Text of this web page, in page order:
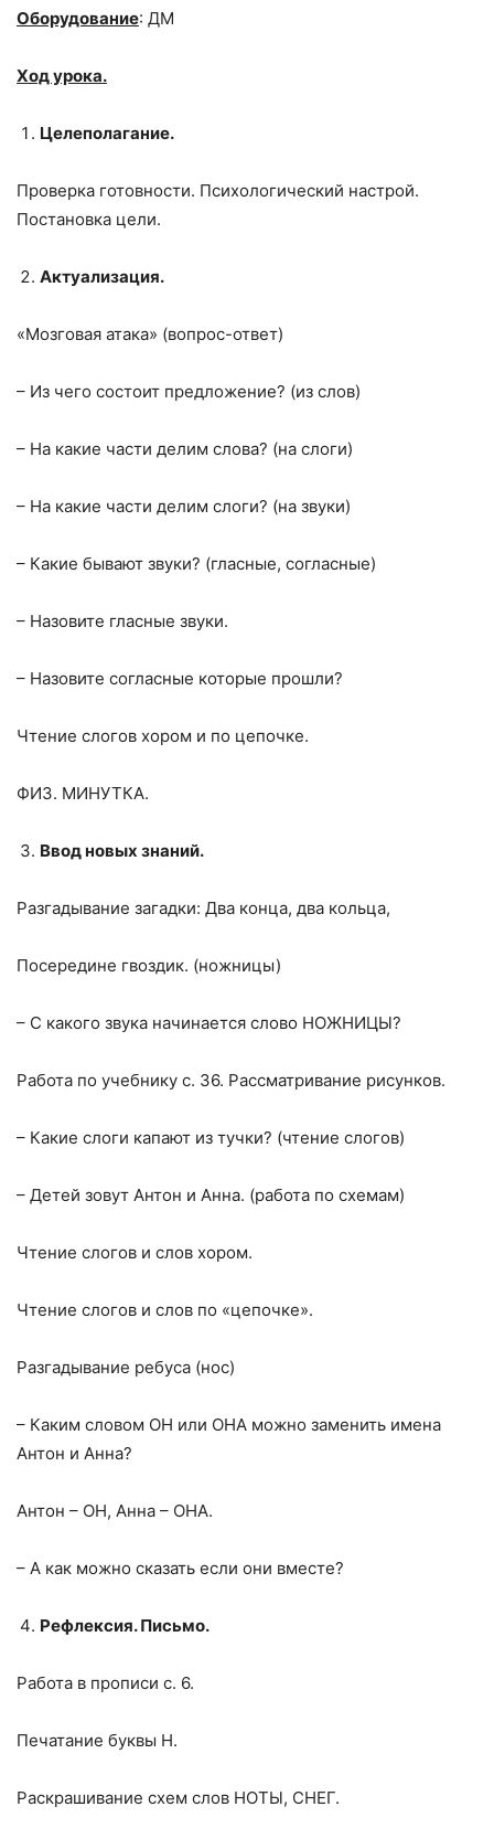
Оборудование: ДМ
Ход урока.
Целеполагание.
Проверка готовности. Психологический настрой.
Постановка цели.
Актуализация.
«Мозговая атака» (вопрос-ответ)
– Из чего состоит предложение? (из слов)
– На какие части делим слова? (на слоги)
– На какие части делим слоги? (на звуки)
– Какие бывают звуки? (гласные, согласные)
– Назовите гласные звуки.
– Назовите согласные которые прошли?
Чтение слогов хором и по цепочке.
ФИЗ. МИНУТКА.
Ввод новых знаний.
Разгадывание загадки: Два конца, два кольца,
Посередине гвоздик. (ножницы)
– С какого звука начинается слово НОЖНИЦЫ?
Работа по учебнику с. 36. Рассматривание рисунков.
– Какие слоги капают из тучки? (чтение слогов)
– Детей зовут Антон и Анна. (работа по схемам)
Чтение слогов и слов хором.
Чтение слогов и слов по «цепочке».
Разгадывание ребуса (нос)
– Каким словом ОН или ОНА можно заменить имена
Антон и Анна?
Антон – ОН, Анна – ОНА.
– А как можно сказать если они вместе?
Рефлексия. Письмо.
Работа в прописи с. 6.
Печатание буквы Н.
Раскрашивание схем слов НОТЫ, СНЕГ.